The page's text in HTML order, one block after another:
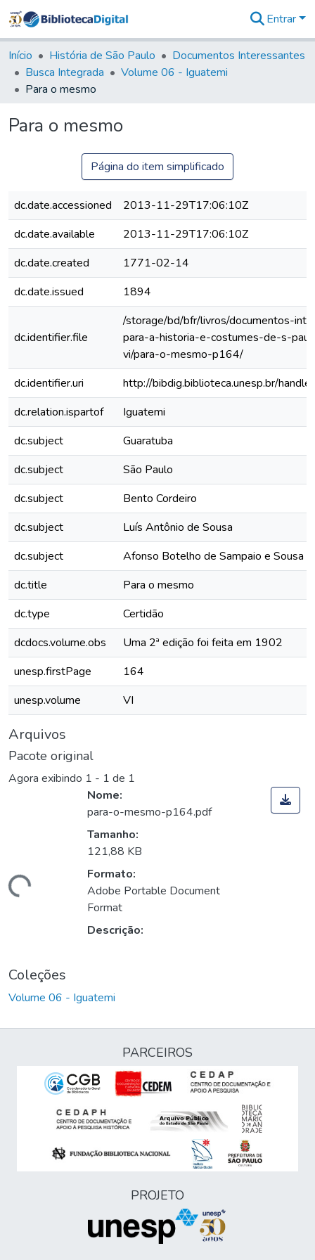
&
Coleções
Tudo na
Entrar
Início História de São Paulo
Documentos Interessantes
Busca Integrada
Volume 06 - Iguatemi
Para o mesmo
Para o mesmo
Página do item simplificado
dc.date.accessioned
2013-11-29T17:06:10Z
dc.date.available
2013-11-29T17:06:10Z
dc.date.created
1771-02-14
dc.date.issued
1894
dc.identifier.file
/storage/bd/bfr/livros/documentos-
para-a-historia-e-costumes-de-s-
vi/para-o-mesmo-p164/
dc.identifier.uri
http://bibdig.biblioteca.unesp.br/
dc.relation.ispartof
Iguatemi
dc.subject
Guaratuba
dc.subject
São Paulo
dc.subject
Bento Cordeiro
dc.subject
Luís Antônio de Sousa
dc.subject
Afonso Botelho de Sampaio e Sousa
dc.title
Para o mesmo
dc.type
Certidão
dcdocs.volume.obs
Uma 2ª edição foi feita em 1902
unesp.firstPage
164
unesp.volume
VI
Arquivos
Pacote original
Agora exibindo 1 - 1 de 1
Nome:
para-o-mesmo-p164.pdf
Tamanho:
121,88 KB
Formato:
Adobe Portable Document
Format
Descrição:
Coleções
Volume 06 - Iguatemi
PARCEIROS
PROJETO